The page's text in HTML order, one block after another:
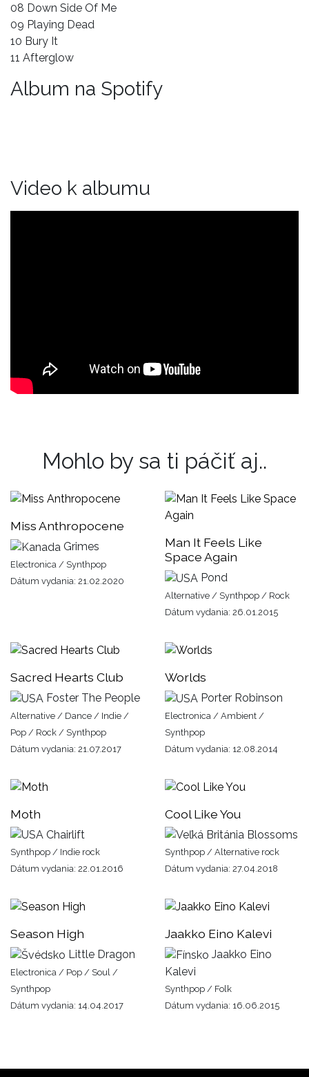
08 Down Side Of Me
09 Playing Dead
10 Bury It
11 Afterglow
Album na Spotify
Video k albumu
Mohlo by sa ti páčiť aj..
Miss Anthropocene
Grimes
Electronica / Synthpop
Dátum vydania: 21.02.2020
Man It Feels Like
Space Again
Pond
Alternative / Synthpop / Rock
Dátum vydania: 26.01.2015
Sacred Hearts Club
Foster The People
Alternative / Dance / Indie /
Pop / Rock / Synthpop
Dátum vydania: 21.07.2017
Worlds
Porter Robinson
Electronica / Ambient /
Synthpop
Dátum vydania: 12.08.2014
Moth
Chairlift
Synthpop / Indie rock
Dátum vydania: 22.01.2016
Cool Like You
Blossoms
Synthpop / Alternative rock
Dátum vydania: 27.04.2018
Season High
Little Dragon
Electronica / Pop / Soul /
Synthpop
Dátum vydania: 14.04.2017
Jaakko Eino Kalevi
Jaakko Eino
Kalevi
Synthpop / Folk
Dátum vydania: 16.06.2015